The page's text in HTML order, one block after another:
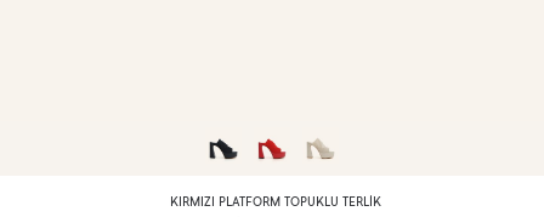
KIRMIZI PLATFORM TOPUKLU TERLIK